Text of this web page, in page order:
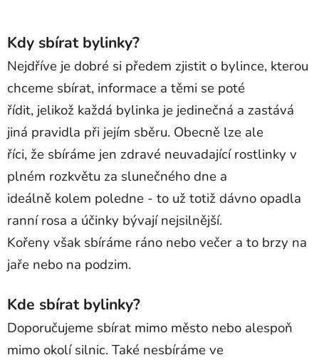
Kdy sbírat bylinky?
Nejdříve je dobré si předem zjistit o bylince, kterou
chceme sbírat, informace a těmi se poté
řídit, jelikož každá bylinka je jedinečná a zastává
jiná pravidla při jejím sběru. Obecně lze ale
říci, že sbíráme jen zdravé neuvadající rostlinky v
plném rozkvětu za slunečného dne a
ideálně kolem poledne - to už totiž dávno opadla
ranní rosa a účinky bývají nejsilnější.
Kořeny však sbíráme ráno nebo večer a to brzy na
jaře nebo na podzim.
Kde sbírat bylinky?
Doporučujeme sbírat mimo město nebo alespoň
mimo okolí silnic. Také nesbíráme ve